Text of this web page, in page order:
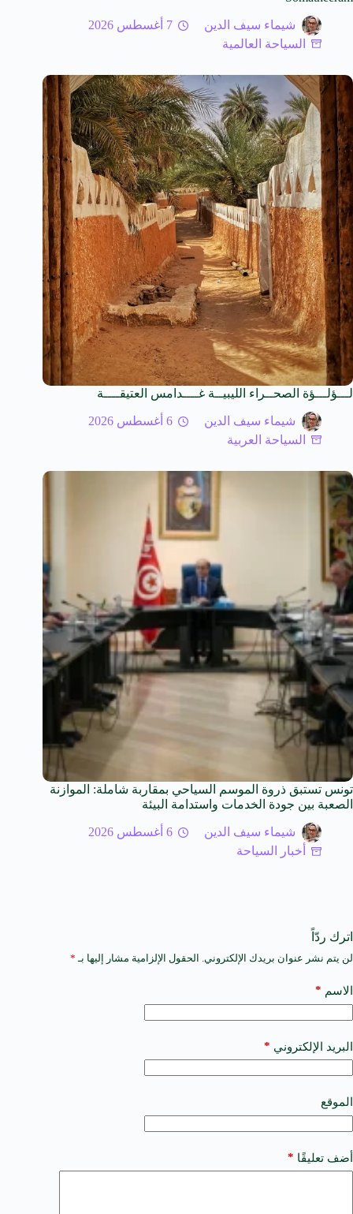
شيماء سيف الدين
7 أغسطس 2026
السياحة العالمية
لـــؤلـــؤة الصحــراء الليبيــة غــــدامس العتيقــــة
شيماء سيف الدين
6 أغسطس 2026
السياحة العربية
تونس تستبق ذروة الموسم السياحي بمقاربة شاملة: الموازنة
الصعبة بين جودة الخدمات واستدامة البيئة
شيماء سيف الدين
6 أغسطس 2026
أخبار السياحة
اترك ردّاً
لن يتم نشر عنوان بريدك الإلكتروني. الحقول الإلزامية مشار إليها بـ *
الاسم *
البريد الإلكتروني *
الموقع
أضف تعليقًا *
A
t
e
a
t
i
e
: